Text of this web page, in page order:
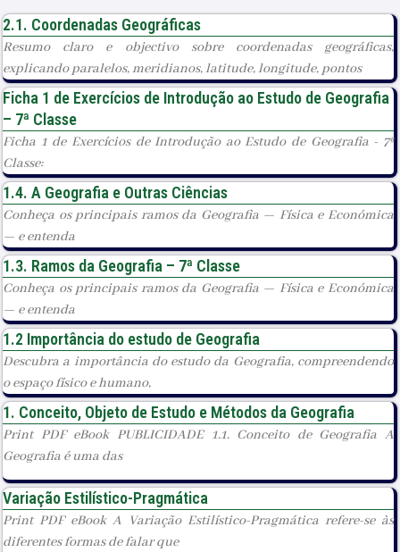
2.1. Coordenadas Geográficas
Resumo claro e objectivo sobre coordenadas geográficas,
explicando paralelos, meridianos, latitude, longitude, pontos
Ficha 1 de Exercícios de Introdução ao Estudo de Geografia
– 7ª Classe
Ficha 1 de Exercícios de Introdução ao Estudo de Geografia - 7ª
Classe:
1.4. A Geografia e Outras Ciências
Conheça os principais ramos da Geografia — Física e Económica
— e entenda
1.3. Ramos da Geografia – 7ª Classe
Conheça os principais ramos da Geografia — Física e Económica
— e entenda
1.2 Importância do estudo de Geografia
Descubra a importância do estudo da Geografia, compreendendo
o espaço físico e humano,
1. Conceito, Objeto de Estudo e Métodos da Geografia
Print PDF eBook PUBLICIDADE 1.1. Conceito de Geografia A
Geografia é uma das
Variação Estilístico-Pragmática
Print PDF eBook A Variação Estilístico-Pragmática refere-se às
diferentes formas de falar que